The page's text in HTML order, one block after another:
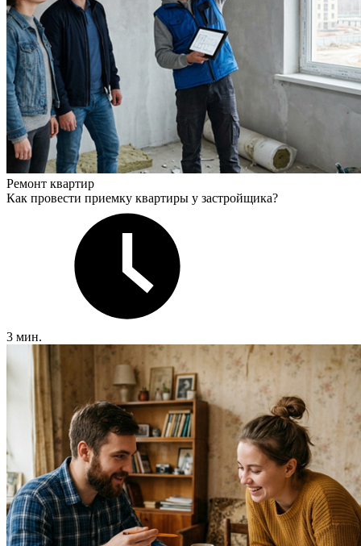
Ремонт квартир
Как провести приемку квартиры у застройщика?
3 мин.